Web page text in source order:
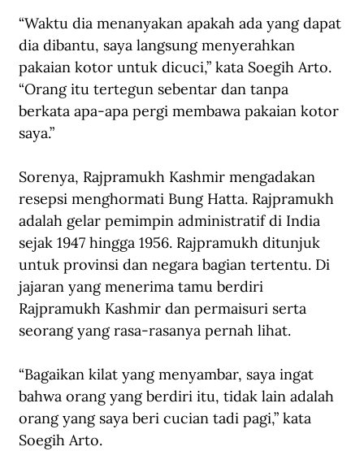
“Waktu dia menanyakan apakah ada yang dapat
dia dibantu, saya langsung menyerahkan
pakaian kotor untuk dicuci,” kata Soegih Arto.
“Orang itu tertegun sebentar dan tanpa
berkata apa-apa pergi membawa pakaian kotor
saya.”
Sorenya, Rajpramukh Kashmir mengadakan
resepsi menghormati Bung Hatta. Rajpramukh
adalah gelar pemimpin administratif di India
sejak 1947 hingga 1956. Rajpramukh ditunjuk
untuk provinsi dan negara bagian tertentu. Di
jajaran yang menerima tamu berdiri
Rajpramukh Kashmir dan permaisuri serta
seorang yang rasa-rasanya pernah lihat.
“Bagaikan kilat yang menyambar, saya ingat
bahwa orang yang berdiri itu, tidak lain adalah
orang yang saya beri cucian tadi pagi,” kata
Soegih Arto.